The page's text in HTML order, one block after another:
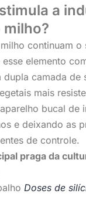
a
milho?
continuam
elemento
camada de
mais
bucal de
e deixando as
de controle.
praga da
Doses de